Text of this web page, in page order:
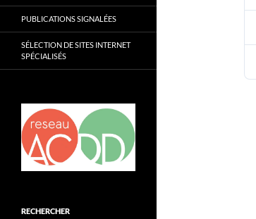
PUBLICATIONS SIGNALÉES
SÉLECTION DE SITES INTERNET
SPÉCIALISÉS
RECHERCHER